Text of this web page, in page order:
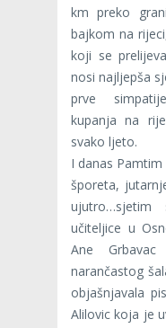
km preko
bajkom na
koji se
nosi najljepša
prve
kupanja na
svako ljeto.
I danas
šporeta,
učiteljice u
Ane
narančastog
objašnjavala
Alilovic koja je